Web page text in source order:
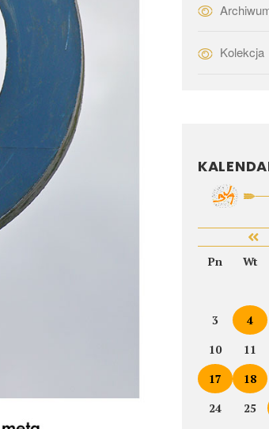
Kolekcja
Pn Wt
3
4
10
11
17
18
24
25